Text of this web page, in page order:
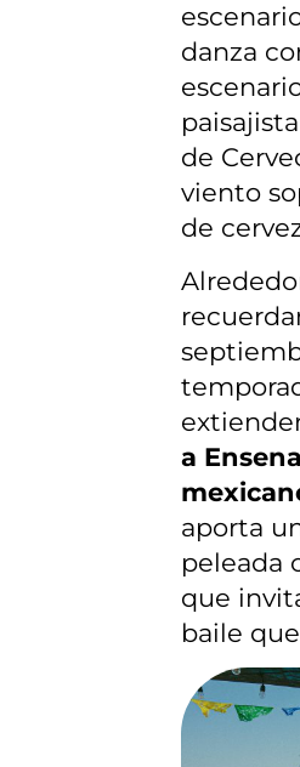
danza
de
viento
de
a
aporta
peleada
que
baile